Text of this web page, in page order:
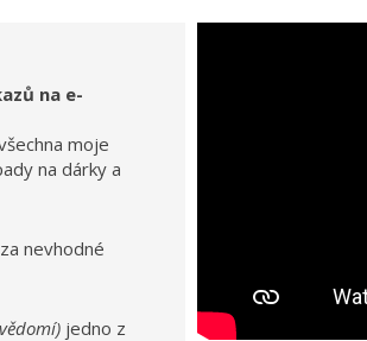
na e-
moje
na dárky a
za nevhodné
jedno z